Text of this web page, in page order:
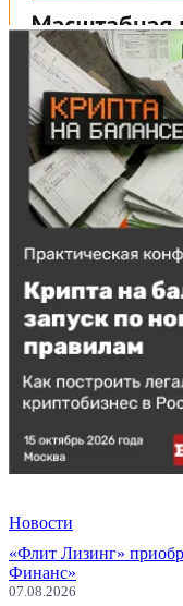
Новости
«Флит Лизинг»
Финанс»
07.08.2026